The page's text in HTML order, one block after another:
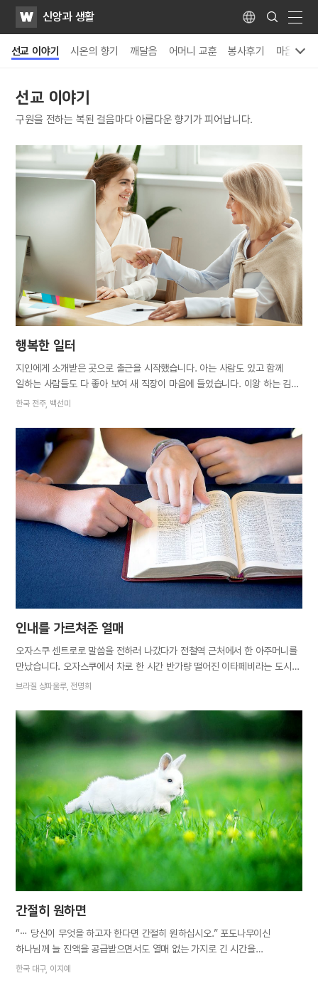
WATV신앙과 생활 Language
Search
Submit
선교 이야기 시온의 향기 깨달음 어머니 교훈 봉사후기 마음 가꾸
선교 이야기
구원을 전하는 복된 걸음마다 아름다운 향기가 피어납니다.
행복한 일터
지인에게 소개받은 곳으로 출근을 시작했습니다. 아는 사람도 있고 함께
일하는 사람들도 다 좋아 보여 새 직장이 마음에 들었습니다. 이왕 하는 김에
열심히 해보자는 심정으로 제가 하지 않아도 될 일들까지 나름대로 신경
즐거웠습니다. 저녁 늦게까지 일하다 보면 눈이 시리고 몸은 피곤했지만
청소를 해도 흥이 나고 누가 뭐라 해도 기분이 나쁘지 않았습니다. 얼마 뒤
시온 식구 한 분이 직원으로 들어와 함께 일하게 됐습니다. 일터의 분위기는
전보다 한층 더 밝아졌습니다. 좋은 기운을 손님들도 느꼈는지 손님들
사이에서 “직원들이 참 친절하다”, “성격 보고 뽑았느냐” 등등 칭찬이
쏟아졌습니다. 여사장님은 남자 사장님이 저희를 가리키며 “둘이 항상 밝게
웃으면서 일하는데, 이게 신앙의 힘이라는 건가?” 하셨다고 귀띔을
해주었습니다. 참고로 남사장님은 교회 자체를 싫어하시는 분입니다. 깜짝
놀랄 일은 더 있었습니다. 남사장님이 여사장님에게…
한국 전주, 백선미
인내를 가르쳐준 열매
오자스쿠 센트로로 말씀을 전하러 나갔다가 전철역 근처에서 한 아주머니를
만났습니다. 오자스쿠에서 차로 한 시간 반가량 떨어진 이타페비라는 도시에
사는 분이었습니다. 지금까지 여러 교회를 다녀보았지만 성경을 제대로
하나님에 대한 진리를 듣고 “성경에 이렇게 확실하게 나와 있는데 왜 여태
알려주는 사람이 없었죠?” 하며 큰 흥미를 보였습니다. 성경 말씀을 더 알고
싶어 하기에 돌아오는 일요일에 다시 만나기로 약속했습니다. 며칠 뒤,
약속한 날이 되어 이타페비로 향했습니다. 전철과 버스를 번갈아 타고
가파른 언덕길을 한참 걸어 올라가 겨우 집을 찾았습니다. 아주머니는
멀어서 저희가 안 올 줄 알았다며 찾아와 준 것을 무척 고마워했습니다.
집에는 아주머니의 남편이 함께 있었습니다. 남편분은 저희가 집에 도착하기
직전에 있었던 상황을 설명해주었습니다. 전에 다니던 교회의 목회자가
갑자기 방문해서 어머니 하나님이 있는가 없는가 하는…
브라질 상파울루, 전명희
간절히 원하면
“⋯ 당신이 무엇을 하고자 한다면 간절히 원하십시오.” 포도나무이신
하나님께 늘 진액을 공급받으면서도 열매 없는 가지로 긴 시간을
보냈습니다. 말씀을 전하고 싶은 가족, 친구가 있어도 용기가 없어 제대로
한국 대구, 이지예